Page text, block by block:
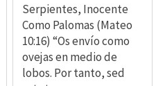
Serpientes, Inocente
Como Palomas (Mateo
10:16) “Os envío como
ovejas en medio de
lobos. Por tanto, sed